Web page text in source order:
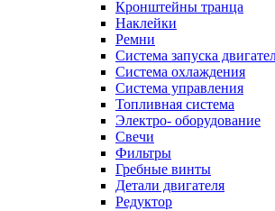
Кронштейны транца
Наклейки
Ремни
Система запуска
Система охлаждения
Система управления
Топливная система
Электро- оборудование
Свечи
Фильтры
Гребные винты
Детали двигателя
Редуктор